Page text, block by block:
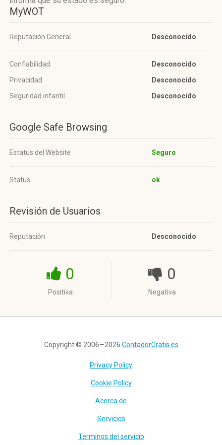
MyWOT
Reputación General Desconocido
Confiabilidad
Desconocido
Privacidad
Desconocido
Seguridad infantil
Desconocido
Google Safe Browsing
Estatus del Website Seguro
Status ok
Revisión de Usuarios
Reputación Desconocido
0
Positiva
0
Negativa
Copyright © 2006—2026 ContadorGratis.es
Privacy Policy
Cookie Policy
Acerca de
Servicios
Terminos del servicio